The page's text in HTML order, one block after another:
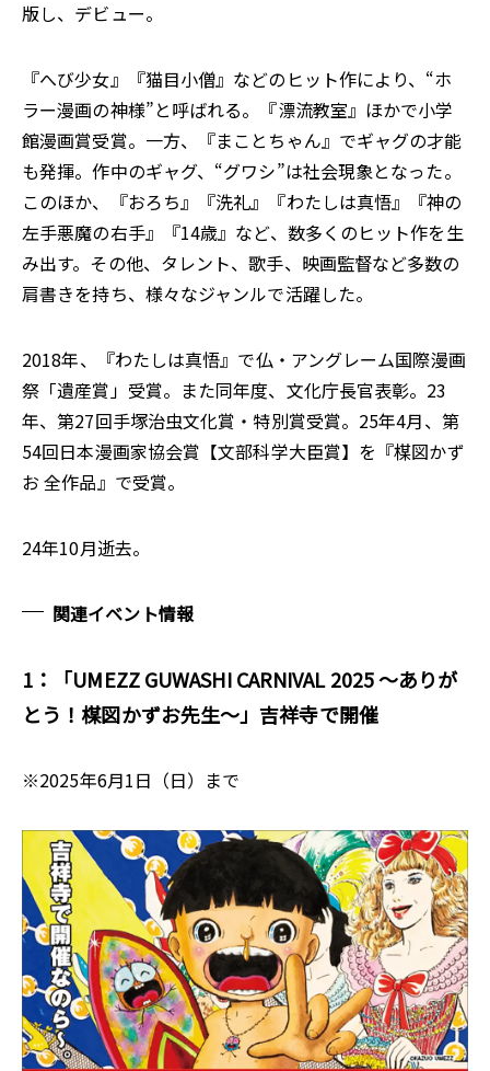
版し、デビュー。
『へび少女』『猫目小僧』などのヒット作により、“ホ
ラー漫画の神様”と呼ばれる。『漂流教室』ほかで小学
館漫画賞受賞。一方、『まことちゃん』でギャグの才能
も発揮。作中のギャグ、“グワシ”は社会現象となった。
このほか、『おろち』『洗礼』『わたしは真悟』『神の
左手悪魔の右手』『14歳』など、数多くのヒット作を生
み出す。その他、タレント、歌手、映画監督など多数の
肩書きを持ち、様々なジャンルで活躍した。
2018年、『わたしは真悟』で仏・アングレーム国際漫画
祭「遺産賞」受賞。また同年度、文化庁長官表彰。23
年、第27回手塚治虫文化賞・特別賞受賞。25年4月、第
54回日本漫画家協会賞【文部科学大臣賞】を『楳図かず
お 全作品』で受賞。
24年10月逝去。
関連イベント情報
1：「UMEZZ GUWASHI CARNIVAL 2025 ～ありが
とう！楳図かずお先生～」吉祥寺で開催
※2025年6月1日（日）まで